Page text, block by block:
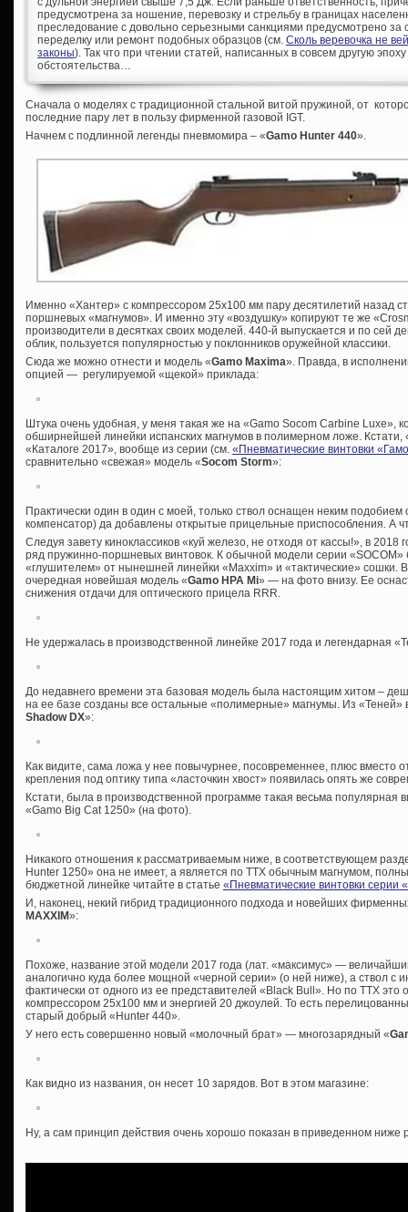
предусмотрена за ношение, перевозку и стрельбу в границах
преследование с довольно серьезными санкциями предусмотрено за
переделку или ремонт подобных образцов (см. Сколь веревочка не
законы). Так что при чтении статей, написанных в совсем другую
обстоятельства…
Сначала о моделях с традиционной стальной витой пружиной, от
последние пару лет в пользу фирменной газовой IGT.
Начнем с подлинной легенды пневмомира – «Gamo Hunter 440».
Именно «Хантер» с компрессором 25х100 мм пару десятилетий назад
поршневых «магнумов». И именно эту «воздушку» копируют те же
производители в десятках своих моделей. 440-й выпускается и по сей
облик, пользуется популярностью у поклонников оружейной классики.
Сюда же можно отнести и модель «Gamo Maxima». Правда, в
опцией — регулируемой «щекой» приклада:
Штука очень удобная, у меня такая же на «Gamo Socom Carbine Luxe»,
обширнейшей линейки испанских магнумов в полимерном ложе. Кстати,
«Каталоге 2017», вообще из серии (см. «Пневматические винтовки
сравнительно «свежая» модель «Socom Storm»:
Практически один в один с моей, только ствол оснащен неким
компенсатор) да добавлены открытые прицельные приспособления. А
Следуя завету киноклассиков «куй железо, не отходя от кассы!», в
ряд пружинно-поршневых винтовок. К обычной модели серии «SOCOM»
«глушителем» от нынешней линейки «Maxxim» и «тактические» сошки.
очередная новейшая модель «Gamo HPA Mi» — на фото внизу. Ее
снижения отдачи для оптического прицела RRR.
Не удержалась в производственной линейке 2017 года и легендарная
До недавнего времени эта базовая модель была настоящим хитом –
на ее базе созданы все остальные «полимерные» магнумы. Из «Теней»
Shadow DX»:
Как видите, сама ложа у нее повычурнее, посовременнее, плюс вместо
крепления под оптику типа «ласточкин хвост» появилась опять же
Кстати, была в производственной программе такая весьма популярная
«Gamo Big Cat 1250» (на фото).
Никакого отношения к рассматриваемым ниже, в соответствующем
Hunter 1250» она не имеет, а является по ТТХ обычным магнумом,
бюджетной линейке читайте в статье «Пневматические винтовки серии
И, наконец, некий гибрид традиционного подхода и новейших
MAXXIM»:
Похоже, название этой модели 2017 года (лат. «максимус» —
аналогично куда более мощной «черной серии» (о ней ниже), а ствол с
фактически от одного из ее представителей «Black Bull». Но по ТТХ это
компрессором 25х100 мм и энергией 20 джоулей. То есть
старый добрый «Hunter 440».
У него есть совершенно новый «молочный брат» — многозарядный «
Как видно из названия, он несет 10 зарядов. Вот в этом магазине:
Ну, а сам принцип действия очень хорошо показан в приведенном ниже